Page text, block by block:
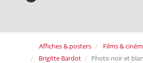
Affiches & posters Films &
Brigitte Bardot
Photo noir et